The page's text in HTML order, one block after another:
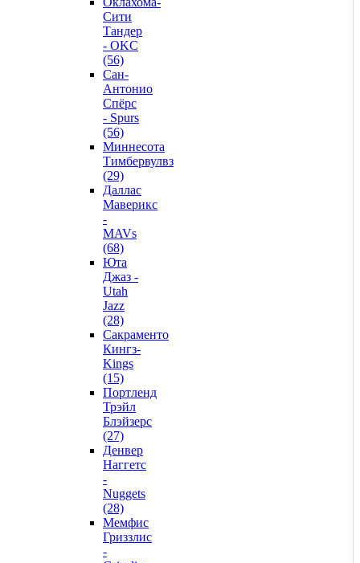
Сити
Тандер
- OKC
(56)
Сан-
Антонио
Спёрс
- Spurs
(56)
Миннесота
Тимбервулвз
(29)
Даллас
Маверикс
-
MAVs
(68)
Юта
Джаз -
Utah
Jazz
(28)
Сакраменто
Кингз-
Kings
(15)
Портленд
Трэйл
Блэйзерс
(27)
Денвер
Наггетс
-
Nuggets
(28)
Мемфис
Гриззлис
-